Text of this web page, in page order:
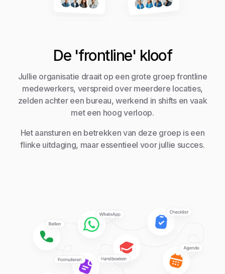
De 'frontline' kloof
Jullie organisatie draait op een grote groep frontline
medewerkers, verspreid over meerdere locaties,
zelden achter een bureau, werkend in shifts en vaak
met een hoog verloop.
Het aansturen en betrekken van deze groep is een
flinke uitdaging, maar essentieel voor jullie succes.